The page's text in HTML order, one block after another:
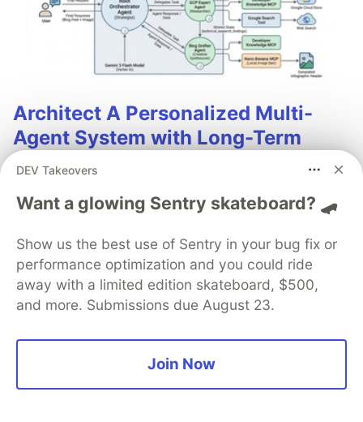
Architect A Personalized Multi-
Agent System with Long-Term
Memory
In support of our mission to accelerate the developer
journey on Google Cloud, we built Dev Signal — a
community signals into reliable technical guidance by
automating the path from discovery to expert
creation.
DEV Takeovers
Want a glowing Sentry skateboard? 🛹
Show us the best use of Sentry in your bug fix or
performance optimization and you could ride
away with a limited edition skateboard, $500,
and more. Submissions due August 23.
Join Now